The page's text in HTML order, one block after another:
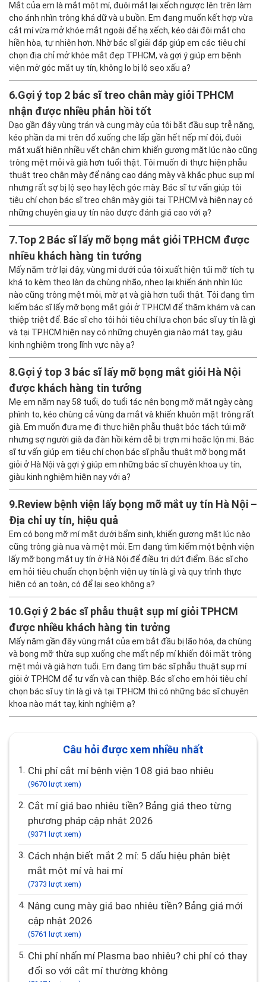
Mắt của em là mắt một mí, đuôi mắt lại xếch ngược lên trên làm
cho ánh nhìn trông khá dữ và u buồn. Em đang muốn kết hợp vừa
cắt mí vừa mở khóe mắt ngoài để hạ xếch, kéo dài đôi mắt cho
hiền hòa, tự nhiên hơn. Nhờ bác sĩ giải đáp giúp em các tiêu chí
chọn địa chỉ mở khóe mắt đẹp TPHCM, và gợi ý giúp em bệnh
viện mở góc mắt uy tín, không lo bị lộ sẹo xấu ạ?
6.Gợi ý top 2 bác sĩ treo chân mày giỏi TPHCM
nhận được nhiều phản hồi tốt
Dạo gần đây vùng trán và cung mày của tôi bắt đầu sụp trễ nặng,
kéo phần da mi trên đổ xuống che lấp gần hết nếp mí đôi, đuôi
mắt xuất hiện nhiều vết chân chim khiến gương mặt lúc nào cũng
trông mệt mỏi và già hơn tuổi thật. Tôi muốn đi thực hiện phẫu
thuật treo chân mày để nâng cao dáng mày và khắc phục sụp mí
nhưng rất sợ bị lộ sẹo hay lệch góc mày. Bác sĩ tư vấn giúp tôi
tiêu chí chọn bác sĩ treo chân mày giỏi tại TP.HCM và hiện nay có
những chuyên gia uy tín nào được đánh giá cao với ạ?
7.Top 2 Bác sĩ lấy mỡ bọng mắt giỏi TP.HCM được
nhiều khách hàng tin tưởng
Mấy năm trở lại đây, vùng mi dưới của tôi xuất hiện túi mỡ tích tụ
khá to kèm theo làn da chùng nhão, nheo lại khiến ánh nhìn lúc
nào cũng trông mệt mỏi, mờ ạt và già hơn tuổi thật. Tôi đang tìm
kiếm bác sĩ lấy mỡ bọng mắt giỏi ở TP.HCM để thăm khám và can
thiệp triệt để. Bác sĩ cho tôi hỏi tiêu chí lựa chọn bác sĩ uy tín là gì
và tại TP.HCM hiện nay có những chuyên gia nào mát tay, giàu
kinh nghiệm trong lĩnh vực này ạ?
8.Gợi ý top 3 bác sĩ lấy mỡ bọng mắt giỏi Hà Nội
được khách hàng tin tưởng
Mẹ em năm nay 58 tuổi, do tuổi tác nên bọng mỡ mắt ngày càng
phình to, kéo chùng cả vùng da mắt và khiến khuôn mặt trông rất
già. Em muốn đưa mẹ đi thực hiện phẫu thuật bóc tách túi mỡ
nhưng sợ người già da đàn hồi kém dễ bị trợn mi hoặc lộn mi. Bác
sĩ tư vấn giúp em tiêu chí chọn bác sĩ phẫu thuật mỡ bọng mắt
giỏi ở Hà Nội và gợi ý giúp em những bác sĩ chuyên khoa uy tín,
giàu kinh nghiệm hiện nay với ạ?
9.Review bệnh viện lấy bọng mỡ mắt uy tín Hà Nội –
Địa chỉ uy tín, hiệu quả
Em có bọng mỡ mí mắt dưới bẩm sinh, khiến gương mặt lúc nào
cũng trông già nua và mệt mỏi. Em đang tìm kiếm một bệnh viện
lấy mỡ bọng mắt uy tín ở Hà Nội để điều trị dứt điểm. Bác sĩ cho
em hỏi tiêu chuẩn chọn bệnh viện uy tín là gì và quy trình thực
hiện có an toàn, có để lại sẹo không ạ?
10.Gợi ý 2 bác sĩ phẫu thuật sụp mí giỏi TPHCM
được nhiều khách hàng tin tưởng
Mấy năm gần đây vùng mắt của em bắt đầu bị lão hóa, da chùng
và bọng mỡ thừa sụp xuống che mất nếp mí khiến đôi mắt trông
mệt mỏi và già hơn tuổi. Em đang tìm bác sĩ phẫu thuật sụp mí
giỏi ở TP.HCM để tư vấn và can thiệp. Bác sĩ cho em hỏi tiêu chí
chọn bác sĩ uy tín là gì và tại TP.HCM thì có những bác sĩ chuyên
khoa nào mát tay, kinh nghiệm ạ?
Câu hỏi được xem nhiều nhất
1. Chi phí cắt mí bệnh viện 108 giá bao nhiêu
(9670 lượt xem)
2. Cắt mí giá bao nhiêu tiền? Bảng giá theo từng
phương pháp cập nhật 2026
(9371 lượt xem)
3. Cách nhận biết mắt 2 mí: 5 dấu hiệu phân biệt
mắt một mí và hai mí
(7373 lượt xem)
4. Nâng cung mày giá bao nhiêu tiền? Bảng giá mới
cập nhật 2026
(5761 lượt xem)
5. Chi phí nhấn mí Plasma bao nhiêu? chi phí có thay
đổi so với cắt mí thường không